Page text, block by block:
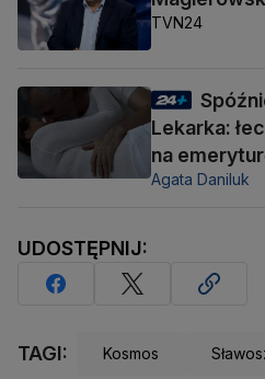
TVN24
Lekarka:
na
Agata Daniluk
UDOSTĘPNIJ:
TAGI: Kosmos